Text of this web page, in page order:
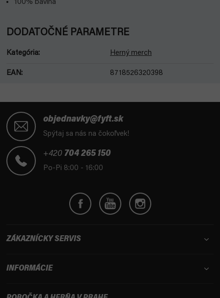
100% bavlna
DODATOČNÉ PARAMETRE
Kategória: Herný merch
EAN: 8718526320398
objednavky@fyft.sk
Spýtaj sa nás na čokoľvek!
+420 704 265 150
Po-Pi 8:00 - 16:00
ZÁKAZNÍCKY SERVIS
INFORMÁCIE